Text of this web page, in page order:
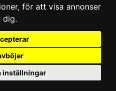
, för att visa annonser
dig.
inställningar